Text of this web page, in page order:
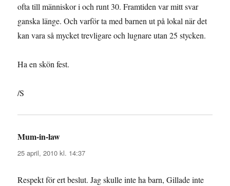
ofta till människor i och runt 30. Framtiden var mitt svar
ganska länge. Och varför ta med barnen ut på lokal när det
kan vara så mycket trevligare och lugnare utan 25 stycken.
Ha en skön fest.
/S
Mum-in-law
25 april, 2010 kl. 14:37
Respekt för ert beslut. Jag skulle inte ha barn, Gillade inte